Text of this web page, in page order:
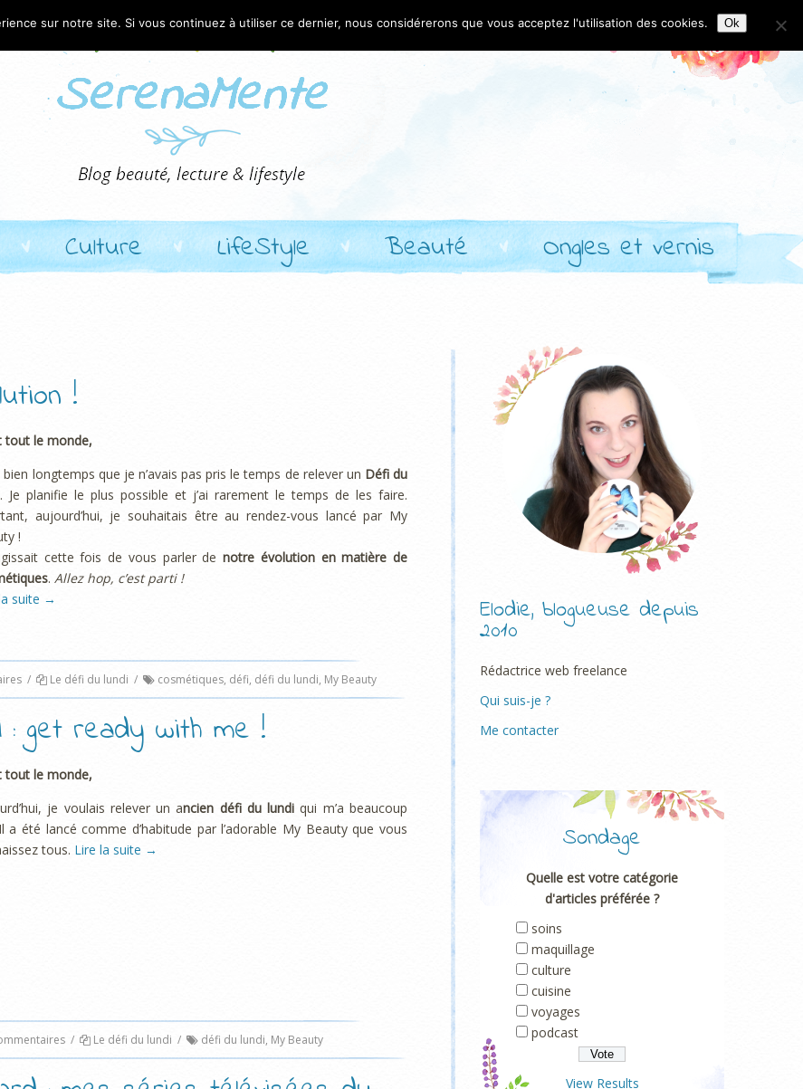
Culture LifeStyle Beauté Ongles et vernis
!
tout le monde,
bien longtemps que je n’avais pas pris le temps de relever un Défi du
. Je planifie le plus possible et j’ai rarement le temps de les faire.
aujourd’hui, je souhaitais être au rendez-vous lancé par My
!
cette fois de vous parler de notre évolution en matière de
. Allez hop, c’est parti !
suite →
/ Le défi du lundi / cosmétiques, défi, défi du lundi, My Beauty
get ready with me !
tout le monde,
je voulais relever un ancien défi du lundi qui m’a beaucoup
a été lancé comme d’habitude par l’adorable My Beauty que vous
tous. Lire la suite →
/ Le défi du lundi / défi du lundi, My Beauty
Elodie, blogueuse depuis
2010
Rédactrice web freelance
Qui suis-je ?
Me contacter
Sondage
Quelle est votre catégorie
d'articles préférée ?
soins
maquillage
culture
cuisine
voyages
podcast
View Results
sur notre site. Si vous continuez à utiliser ce dernier, nous considérerons que vous acceptez l'utilisation des cookies. Ok